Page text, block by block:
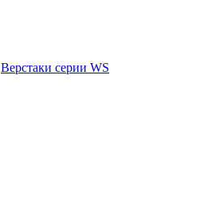
Верстаки серии WS